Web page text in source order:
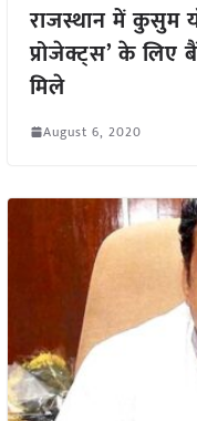
राजस्थान में कुसुम
प्रोजेक्ट्स’ के लिए
मिले
August 6, 2020